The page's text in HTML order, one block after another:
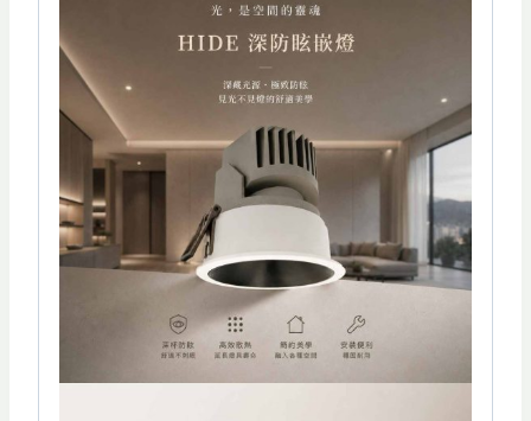
霧
可
角
度-
TJ2